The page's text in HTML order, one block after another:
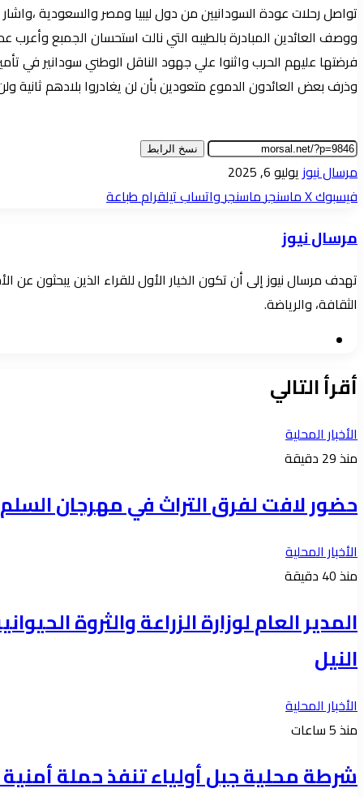
تواصل رحلات عودة السودانيين من دول ليبيا ومصر والسعودية
ووصف العائدين المبادرة بالطيبه التي نالت استحسان الجمبع
فرضتها عليهم الحرب واثنوا علي جهود الناقل الوطني سودانير في
وذرف بعض العائدون الدموع متعودين بأن لن يغادروا بلادهم ثانية
نسخ الرابط
مرسال نيوز أرسل
بريدا
يوليو 6, 2025
فيسبوك‫Xماسنجرماسنجرواتسابتيلقرامطباعة
مرسال نيوز
تهدف مرسال نيوز إلى أن تكون الخيار الأول للقراء الذين يبحثون
الثقافة، والرياضة.
أقرأ التالي
الأخبار المحلية
منذ 29 دقيقة
حضور لافت لفرق التراث في مهرجان
الأخبار المحلية
منذ 40 دقيقة
المدير العام لوزارة الزراعة والثروة
النيل
الأخبار المحلية
منذ 5 ساعات
شرطة محلية جبل أولياء تنفذ حملة أمنية